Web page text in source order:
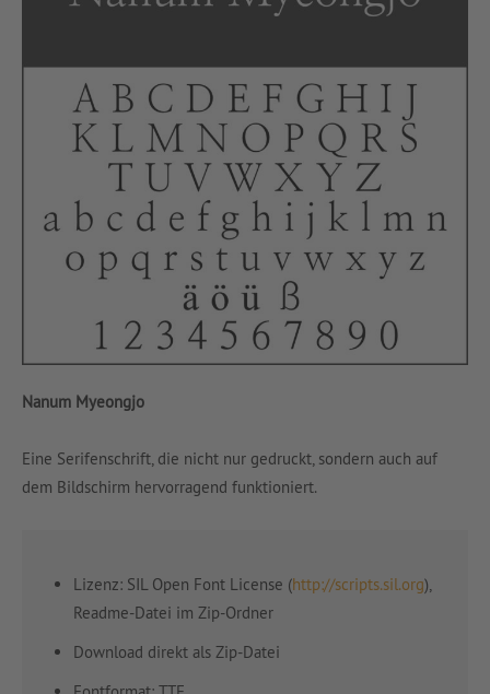
Nanum Myeongjo
Eine Serifenschrift, die nicht nur gedruckt, sondern auch auf
dem Bildschirm hervorragend funktioniert.
Lizenz: SIL Open Font License (http://scripts.sil.org),
Readme-Datei im Zip-Ordner
Download direkt als Zip-Datei